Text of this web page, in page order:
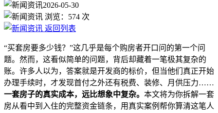
2026-05-30
浏览： 574 次
返回列表
“买套房要多少钱？”这几乎是每个购房者开口问的第一个问
题。然而，这看似简单的问题，背后却藏着一笔极其复杂的
账。许多人以为，答案就是开发商的标价，但当他们真正开始
办理手续时，才发现首付之外还有税费、装修、月供压力……
一套房子的真实成本，远比想象中复杂。 本文将为你拆解一套
房从看中到入住的完整资金链条，用真实案例帮你算清这笔人